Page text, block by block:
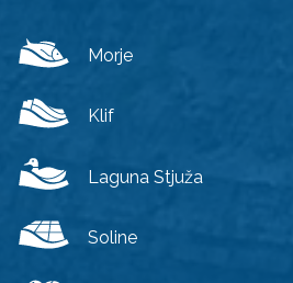
Morje
Klif
Laguna Stjuža
Soline